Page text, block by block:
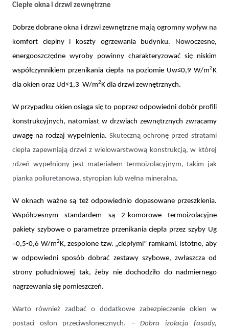
Ciepłe okna i drzwi zewnętrzne
Dobrze dobrane okna i drzwi zewnętrzne mają ogromny wpływ na
komfort cieplny i koszty ogrzewania budynku. Nowoczesne,
energooszczędne wyroby powinny charakteryzować się niskim
współczynnikiem przenikania ciepła na poziomie Uw≤0,9 W/m2K
dla okien oraz Ud≤1,3 W/m2K dla drzwi zewnętrznych.
W przypadku okien osiąga się to poprzez odpowiedni dobór profili
konstrukcyjnych, natomiast w drzwiach zewnętrznych zwracamy
uwagę na rodzaj wypełnienia. Skuteczną ochronę przed stratami
ciepła zapewniają drzwi z wielowarstwową konstrukcją, w której
rdzeń wypełniony jest materiałem termoizolacyjnym, takim jak
pianka poliuretanowa, styropian lub wełna mineralna.
W oknach ważne są też odpowiednio dopasowane przeszklenia.
Współczesnym standardem są 2-komorowe termoizolacyjne
pakiety szybowe o parametrze przenikania ciepła przez szyby Ug
=0,5-0,6 W/m2K, zespolone tzw. „ciepłymi” ramkami. Istotne, aby
w odpowiedni sposób dobrać zestawy szybowe, zwłaszcza od
strony południowej tak, żeby nie dochodziło do nadmiernego
nagrzewania się pomieszczeń.
Warto również zadbać o dodatkowe zabezpieczenie okien w
postaci osłon przeciwsłonecznych. –Dobra izolacja fasady,